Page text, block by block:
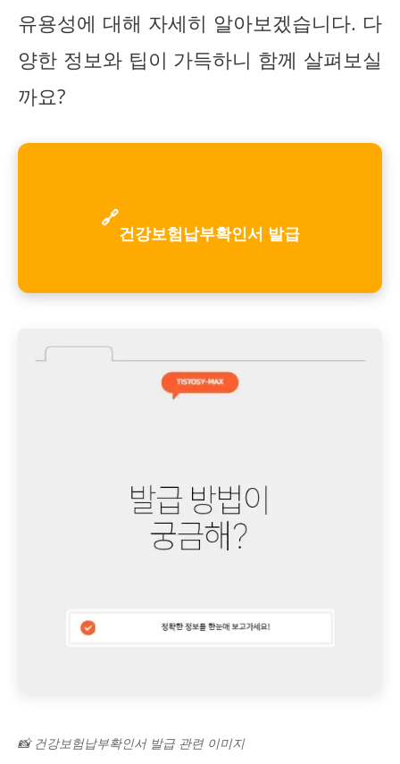
유용성에 대해 자세히 알아보겠습니다. 다
양한 정보와 팁이 가득하니 함께 살펴보실
까요?
🔗
건강보험납부확인서 발급
📸 건강보험납부확인서 발급 관련 이미지